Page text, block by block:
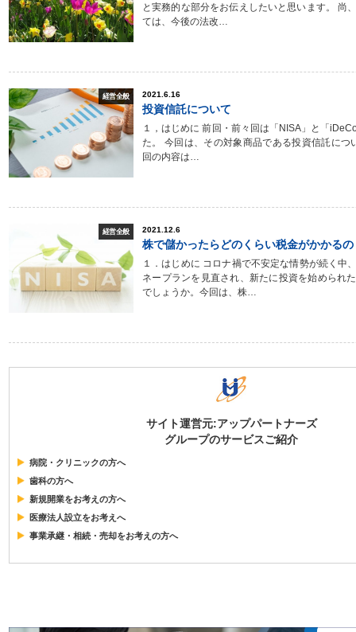
と実務的な部分をお伝えしたいと思います。 尚
ては、今後の法改…
経営全般 2021.6.16
投資信託について
１，はじめに 前回・前々回は「NISA」と「
た。 今回は、その対象商品である投資信託に
回の内容は…
経営全般 2021.12.6
株で儲かったらどのくらい税金がかかる
１．はじめに コロナ禍で不安定な情勢が続く中
ネープランを見直され、新たに投資を始められ
でしょうか。今回は、株…
サイト運営元:アップパートナーズ
グループのサービスご紹介
病院・クリニックの方へ
歯科の方へ
新規開業をお考えの方へ
医療法人設立をお考えへ
事業承継・相続・売却をお考えの方へ